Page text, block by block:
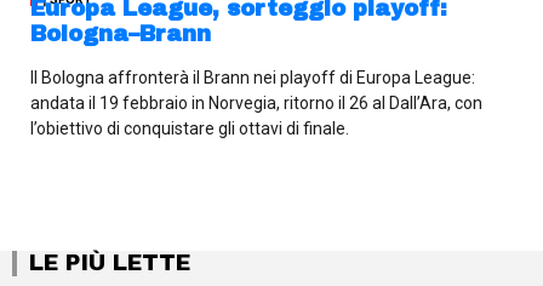
Europa League, sorteggio playoff:
Bologna–Brann
Il Bologna affronterà il Brann nei playoff di Europa League:
andata il 19 febbraio in Norvegia, ritorno il 26 al Dall’Ara, con
l’obiettivo di conquistare gli ottavi di finale.
LE PIÙ LETTE